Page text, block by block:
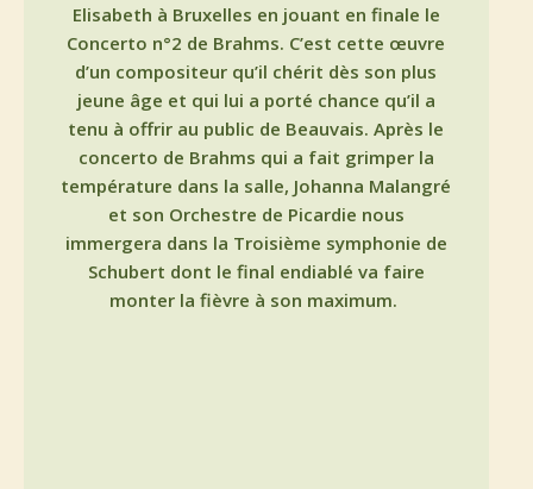
Elisabeth à Bruxelles en jouant en finale le
Concerto n°2 de Brahms. C’est cette œuvre
d’un compositeur qu’il chérit dès son plus
jeune âge et qui lui a porté chance qu’il a
tenu à offrir au public de Beauvais. Après le
concerto de Brahms qui a fait grimper la
température dans la salle, Johanna Malangré
et son Orchestre de Picardie nous
immergera dans la Troisième symphonie de
Schubert dont le final endiablé va faire
monter la fièvre à son maximum.